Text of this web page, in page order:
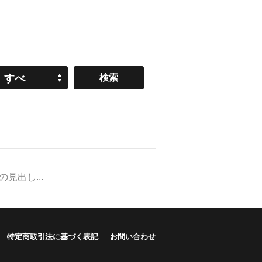
すべ
見出し...
特定商取引法に基づく表記 お問い合わせ